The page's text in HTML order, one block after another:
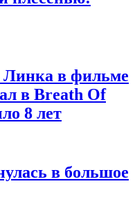
Линка в фильме
в Breath Of
8 лет
в большое